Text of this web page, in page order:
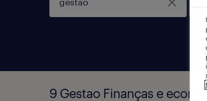
9 Gestao Finanças e